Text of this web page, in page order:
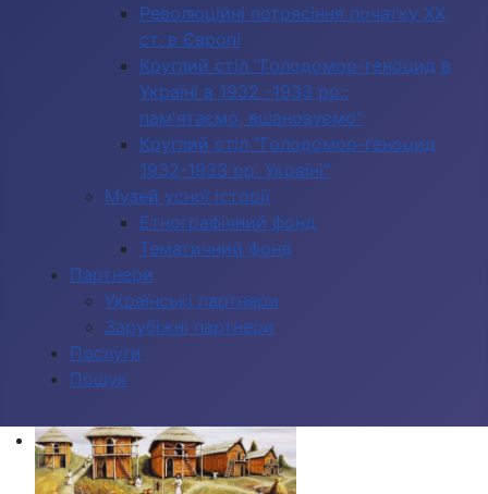
Революційні потрясіння початку ХХ
ст. в Європі
Круглий стіл "Голодомор-геноцид в
Україні в 1932 -1933 рр.:
пам'ятаємо, вшановуємо"
Круглий стіл "Голодомор-геноцид
1932-1933 рр. Україні"
Музей усної історії
Етнографічний фонд
Тематичний фонд
Партнери
Українські партнери
Зарубіжні партнери
Послуги
Пошук